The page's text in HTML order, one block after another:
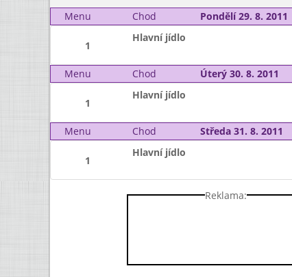
Menu
Chod Pondělí 29. 8. 2011
1
Hlavní jídlo
Menu Chod Úterý 30. 8. 2011
1
Hlavní jídlo
Menu Chod Středa 31. 8. 2011
1
Hlavní jídlo
Reklama: